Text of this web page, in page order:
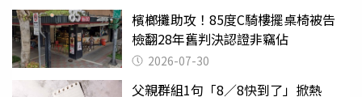
檳榔攤助攻！85度C騎樓擺桌椅被告
檢翻28年舊判決認證非竊佔
2026-07-30
父親群組1句「8／8快到了」掀熱